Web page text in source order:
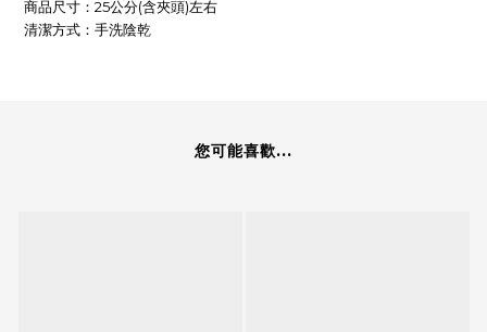
商品尺寸：25公分(含夾頭)左右
清潔方式：手洗陰乾
您可能喜歡...